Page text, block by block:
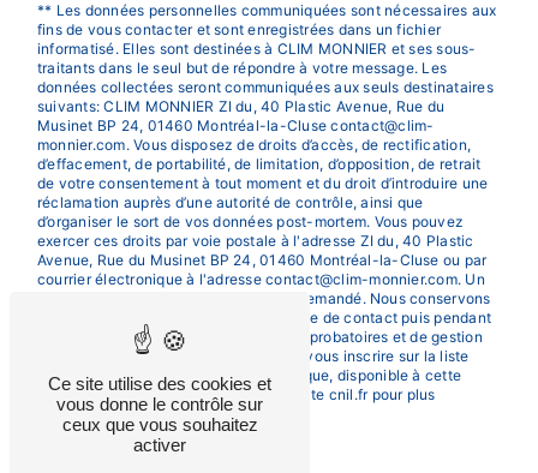
** Les données personnelles communiquées sont nécessaires aux
fins de vous contacter et sont enregistrées dans un fichier
informatisé. Elles sont destinées à CLIM MONNIER et ses sous-
traitants dans le seul but de répondre à votre message. Les
données collectées seront communiquées aux seuls destinataires
suivants: CLIM MONNIER ZI du, 40 Plastic Avenue, Rue du
Musinet BP 24, 01460 Montréal-la-Cluse contact@clim-
monnier.com. Vous disposez de droits d’accès, de rectification,
d’effacement, de portabilité, de limitation, d’opposition, de retrait
de votre consentement à tout moment et du droit d’introduire une
réclamation auprès d’une autorité de contrôle, ainsi que
d’organiser le sort de vos données post-mortem. Vous pouvez
exercer ces droits par voie postale à l'adresse ZI du, 40 Plastic
Avenue, Rue du Musinet BP 24, 01460 Montréal-la-Cluse ou par
courrier électronique à l'adresse contact@clim-monnier.com. Un
justificatif d'identité pourra vous être demandé. Nous conservons
vos données pendant la période de prise de contact puis pendant
la durée de prescription légale aux fins probatoires et de gestion
des contentieux. Vous avez le droit de vous inscrire sur la liste
d'opposition au démarchage téléphonique, disponible à cette
adresse:Bloctel.gouv.fr. Consultez le site cnil.fr pour plus
d’informations sur vos droits.
Ce site utilise des cookies et
vous donne le contrôle sur
ceux que vous souhaitez
activer